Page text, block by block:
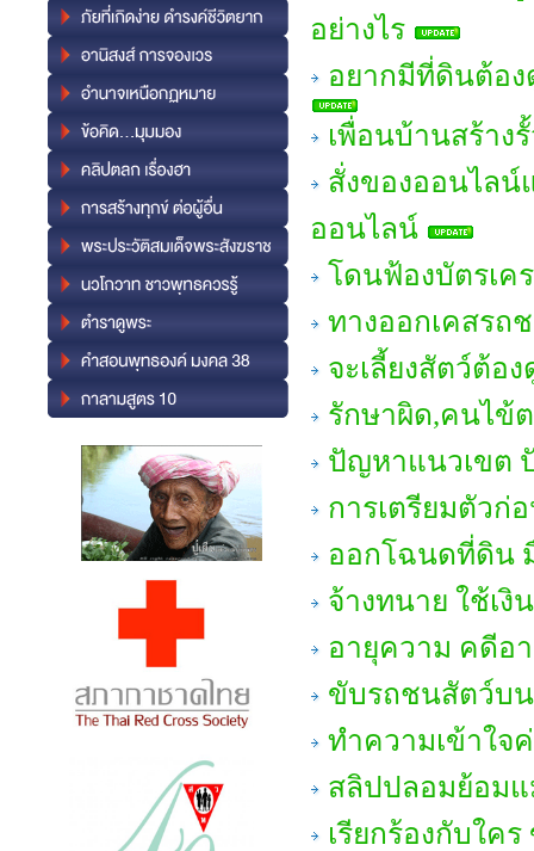
อย่างไร
อยากมีที่ดินต้อ
เพื่อนบ้านสร้าง
สั่งของออนไลน์
ออนไลน์
โดนฟ้องบัตรเค
ทางออกเคสรถ
จะเลี้ยงสัตว์ต้อ
รักษาผิด,คนไข้
ปัญหาแนวเขต
การเตรียมตัวก่
ออกโฉนดที่ดิน
จ้างทนาย ใช้เงิ
อายุความ คดีอ
ขับรถชนสัตว์บ
ทำความเข้าใจค่
สลิปปลอมย้อมแ
เรียกร้องกับใค